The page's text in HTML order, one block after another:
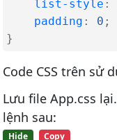
list-style :
padding : 0 ;
}
Code CSS trên sử
Lưu file App.css
lệnh sau:
Hide Copy